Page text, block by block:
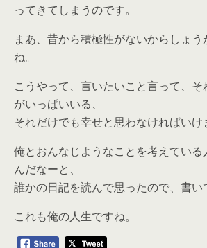
ってきてしまうのです。
まあ、昔から積極性がないからしょ
ね。
こうやって、言いたいこと言って、そ
がいっぱいいる、
それだけでも幸せと思わなければいけ
俺とおんなじようなことを考えている
んだなーと、
誰かの日記を読んで思ったので、書い
これも俺の人生ですね。